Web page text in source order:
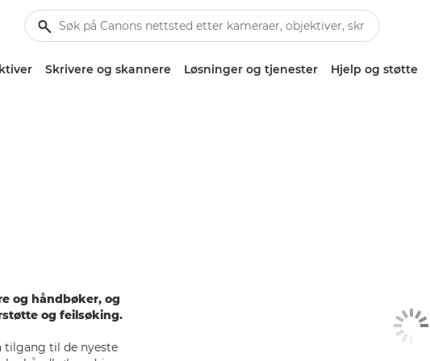
Skrivere og skannere Løsninger og tjenester Hjelp og støtte
og håndbøker, og
og feilsøking.
tilgang til de nyeste